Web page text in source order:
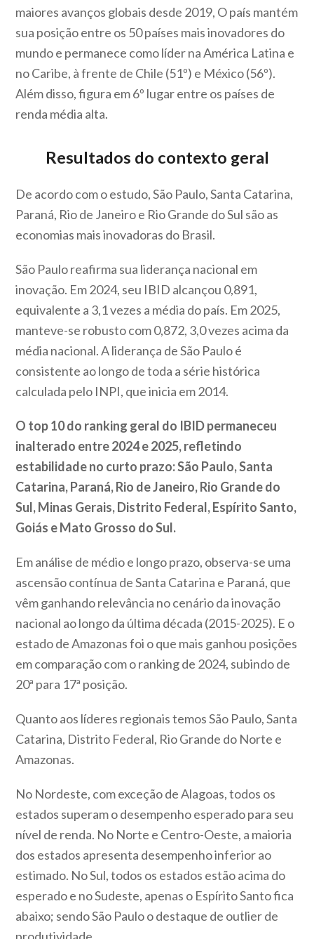
maiores avanços globais desde 2019, O país mantém
sua posição entre os 50 países mais inovadores do
mundo e permanece como líder na América Latina e
no Caribe, à frente de Chile (51º) e México (56º).
Além disso, figura em 6º lugar entre os países de
renda média alta.
Resultados do contexto geral
De acordo com o estudo, São Paulo, Santa Catarina,
Paraná, Rio de Janeiro e Rio Grande do Sul são as
economias mais inovadoras do Brasil.
São Paulo reafirma sua liderança nacional em
inovação. Em 2024, seu IBID alcançou 0,891,
equivalente a 3,1 vezes a média do país. Em 2025,
manteve-se robusto com 0,872, 3,0 vezes acima da
média nacional. A liderança de São Paulo é
consistente ao longo de toda a série histórica
calculada pelo INPI, que inicia em 2014.
O top 10 do ranking geral do IBID permaneceu
inalterado entre 2024 e 2025, refletindo
estabilidade no curto prazo: São Paulo, Santa
Catarina, Paraná, Rio de Janeiro, Rio Grande do
Sul, Minas Gerais, Distrito Federal, Espírito Santo,
Goiás e Mato Grosso do Sul.
Em análise de médio e longo prazo, observa-se uma
ascensão contínua de Santa Catarina e Paraná, que
vêm ganhando relevância no cenário da inovação
nacional ao longo da última década (2015-2025). E o
estado de Amazonas foi o que mais ganhou posições
em comparação com o ranking de 2024, subindo de
20ª para 17ª posição.
Quanto aos líderes regionais temos São Paulo, Santa
Catarina, Distrito Federal, Rio Grande do Norte e
Amazonas.
No Nordeste, com exceção de Alagoas, todos os
estados superam o desempenho esperado para seu
nível de renda. No Norte e Centro-Oeste, a maioria
dos estados apresenta desempenho inferior ao
estimado. No Sul, todos os estados estão acima do
esperado e no Sudeste, apenas o Espírito Santo fica
abaixo; sendo São Paulo o destaque de outlier de